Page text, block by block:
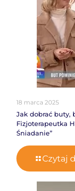
18 marca 2025
Jak dobrać buty,
Fizjoterapeutka
Śniadanie”
Czytaj